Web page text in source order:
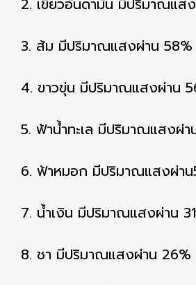
2. เขียวอันดามัน มีปริมาณแส
3. ส้ม มีปริมาณแสงผ่าน 58%
4. ขาวขุ่น มีปริมาณแสงผ่าน
5. ฟ้าน้ำทะเล มีปริมาณแสงผ่
6. ฟ้าหมอก มีปริมาณแสงผ่าน
7. น้ำเงิน มีปริมาณแสงผ่าน
8. ชา มีปริมาณแสงผ่าน 26%